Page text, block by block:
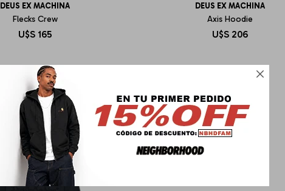

DEUS EX MACHINA
Flecks Crew
U$S 165
DEUS EX MACHINA
Axis Hoodie
U$S 206